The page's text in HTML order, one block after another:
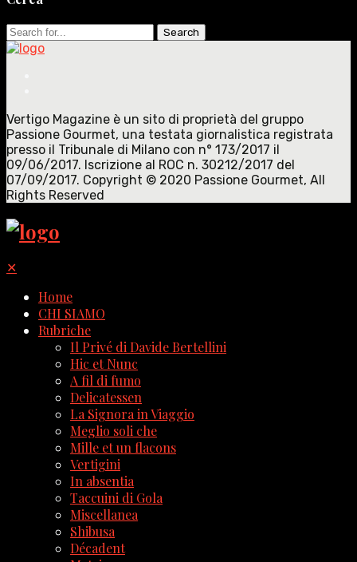
Search
for:
Vertigo Magazine è un sito di proprietà del gruppo
Passione Gourmet, una testata giornalistica registrata
presso il Tribunale di Milano con n° 173/2017 il
09/06/2017. Iscrizione al ROC n. 30212/2017 del
07/09/2017. Copyright © 2020 Passione Gourmet, All
Rights Reserved
✕
Home
CHI SIAMO
Rubriche
Il Privé di Davide Bertellini
Hic et Nunc
A fil di fumo
Delicatessen
La Signora in Viaggio
Meglio soli che
Mille et un flacons
Vertigini
In absentia
Taccuini di Gola
Miscellanea
Shibusa
Décadent